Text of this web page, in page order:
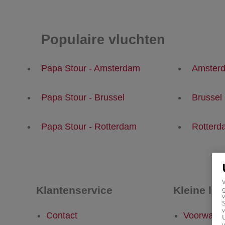
Populaire vluchten
Papa Stour - Amsterdam
Papa Stour - Brussel Brussel
Papa Stour - Rotterdam
Klantenservice
Contact
Kleine